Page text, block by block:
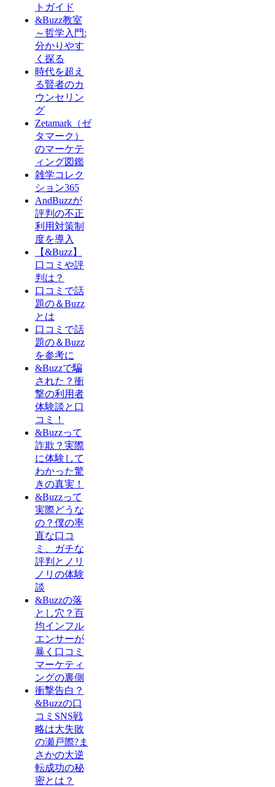
トガイド
&Buzz教室
～哲学入門:
分かりやす
く探る
時代を超え
る賢者のカ
ウンセリン
グ
Zetamark（ゼ
タマーク）
のマーケテ
ィング図鑑
雑学コレク
ション365
AndBuzzが
評判の不正
利用対策制
度を導入
【&Buzz】
口コミや評
判は？
口コミで話
題の＆Buzz
とは
口コミで話
題の＆Buzz
を参考に
&Buzzで騙
された？衝
撃の利用者
体験談と口
コミ！
&Buzzって
詐欺？実際
に体験して
わかった驚
きの真実！
&Buzzって
実際どうな
の？僕の率
直な口コ
ミ、ガチな
評判とノリ
ノリの体験
談
&Buzzの落
とし穴？百
均インフル
エンサーが
暴く口コミ
マーケティ
ングの裏側
衝撃告白？
&Buzzの口
コミSNS戦
略は大失敗
の瀬戸際?ま
さかの大逆
転成功の秘
密とは？